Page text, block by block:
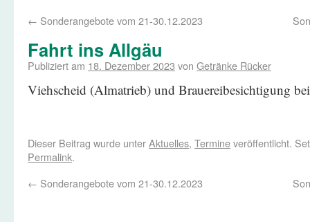
← Sonderangebote vom 21-30.12.2023
Fahrt ins Allgäu
Publiziert am 18. Dezember 2023 von Getränke Rücker
Viehscheid (Almatrieb) und Brauereibesichtigung
Dieser Beitrag wurde unterAktuelles, Termineveröffentlicht.
Permalink.
← Sonderangebote vom 21-30.12.2023